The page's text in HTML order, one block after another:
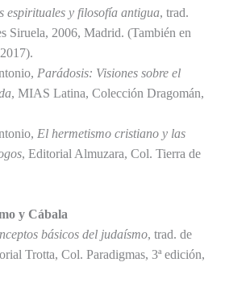
espirituales y filosofía antigua, trad.
Siruela, 2006, Madrid. (También en
Parádosis: Visiones sobre el
, MIAS Latina, Colección Dragomán,
El hermetismo cristiano y las
, Editorial Almuzara, Col. Tierra de
y Cábala
básicos del judaísmo, trad. de
Trotta, Col. Paradigmas, 3ª edición,